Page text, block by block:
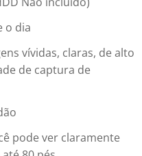
o dia
vívidas, claras, de alto
de captura de
pode ver claramente